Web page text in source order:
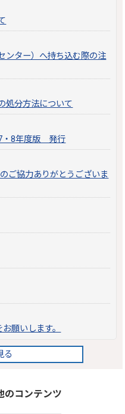
ンター）へ持ち込む際の注
処分方法について
・8年度版 発行
ご協力ありがとうございま
願いします。
る
のコンテンツ